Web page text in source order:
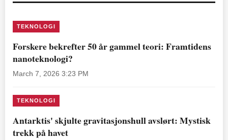
TEKNOLOGI
Forskere bekrefter 50 år gammel teori: Framtidens
nanoteknologi?
March 7, 2026 3:23 PM
TEKNOLOGI
Antarktis' skjulte gravitasjonshull avslørt: Mystisk
trekk på havet